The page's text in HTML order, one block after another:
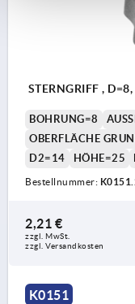
STERNGRIFF ,
BOHRUNG=8
OBERFLÄCHE
D2=14
HÖHE=25
Bestellnummer:
2,21 €
zzgl. MwSt.
zzgl. Versandkosten
K0151